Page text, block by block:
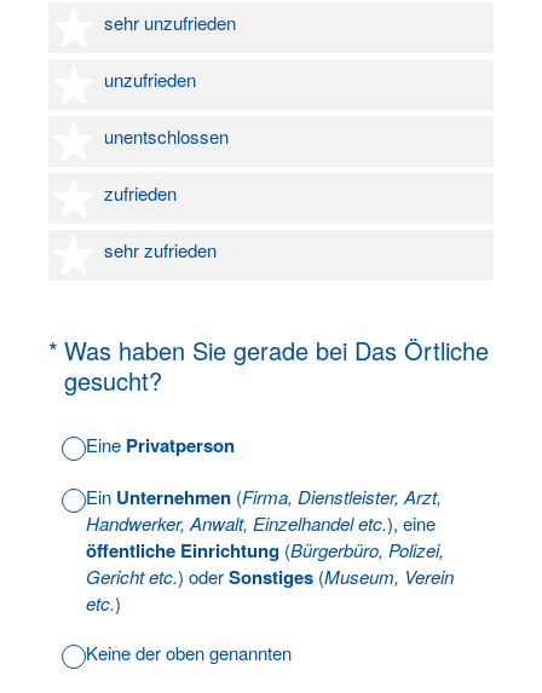
sehr unzufrieden
1 Stern
unzufrieden
2 Sterne
unentschlossen
3 Sterne
zufrieden
4 Sterne
sehr zufrieden
5 Sterne
* Was haben Sie gerade bei Das Örtliche
gesucht?
(Erforderlich.)
Eine Privatperson
Ein Unternehmen (Firma, Dienstleister, Arzt,
Handwerker, Anwalt, Einzelhandel etc.), eine
öffentliche Einrichtung (Bürgerbüro, Polizei,
Gericht etc.) oderSonstiges (Museum, Verein
etc.)
Keine der oben genannten